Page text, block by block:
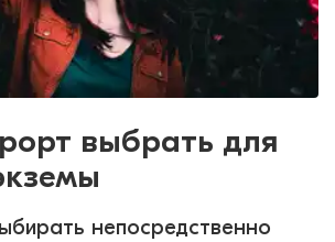
выбрать для
непосредственно